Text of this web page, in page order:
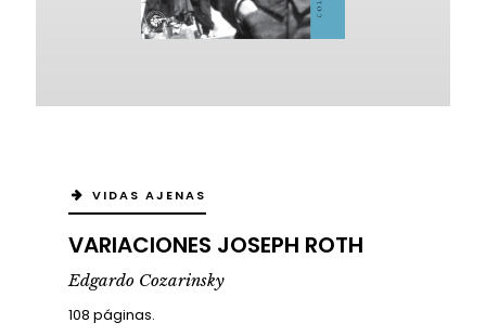
VIDAS AJENAS
VARIACIONES JOSEPH ROTH
Edgardo Cozarinsky
108 páginas.